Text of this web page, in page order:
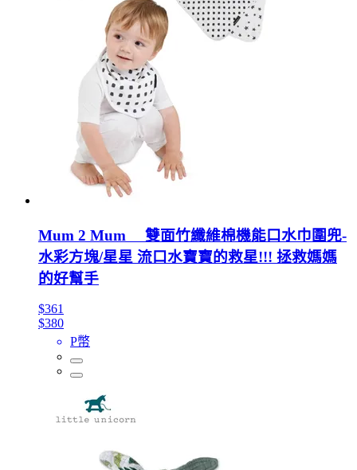
Mum 2 Mum 雙面竹纖維棉機能口水巾圍兜-
水彩方塊/星星 流口水寶寶的救星!!! 拯救媽媽
的好幫手
$361
$380
P幣